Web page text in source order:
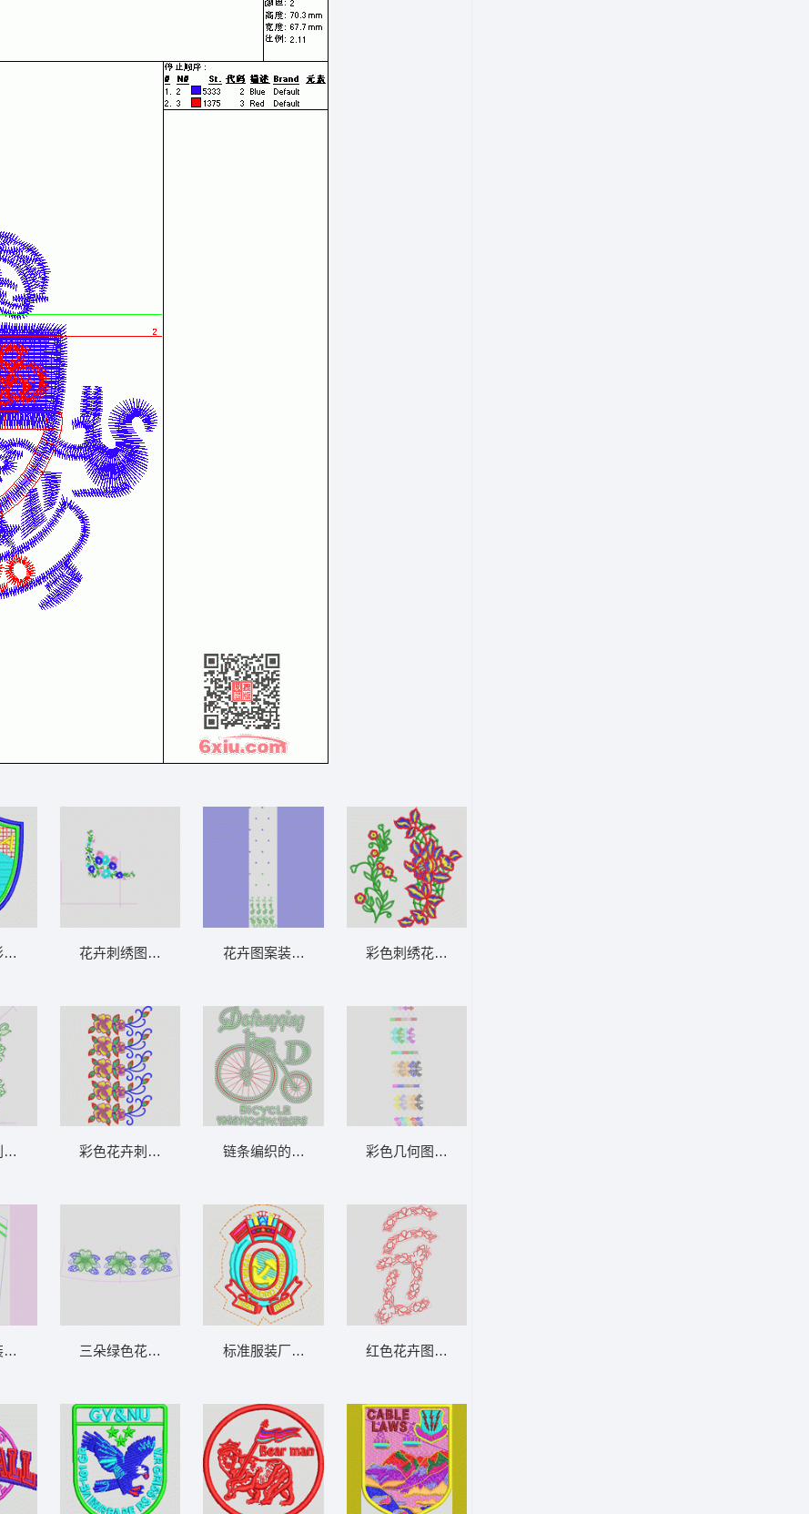
章 章仔italia
绣图案设计图 花前中
饰图案设计图 肩花
花卉刺绣图案设计稿 经典花
彩色花卉刺绣图案 朵花条
三朵绿色花卉刺绣图案 朵花条
花卉图案装饰布料设计 窗帘
链条编织的自行车图案 亮片 卡通单车
标准服装厂徽章 章仔
彩色刺绣花卉图案 朵花水溶
彩色几何图案装饰设计 窗帘
红色花卉图案的字母“C”设计图 领